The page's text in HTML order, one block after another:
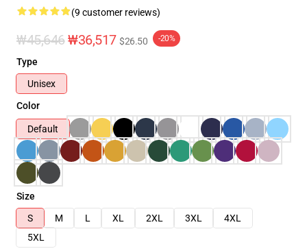
(9 customer reviews)
₩45,646₩36,517 $26.50 -20%
Type
Unisex
Color
Default
Size
S
M L XL 2XL 3XL
4XL
5XL